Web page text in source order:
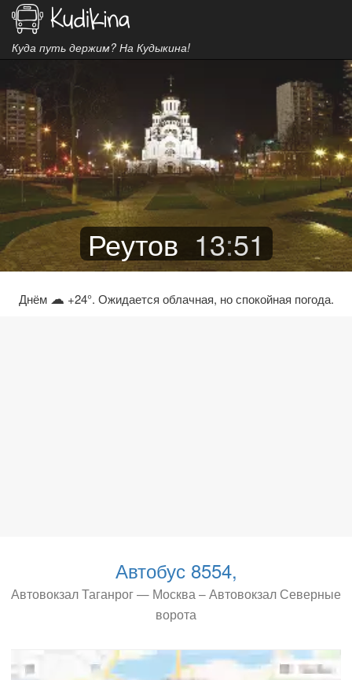
Куда путь держим? На Кудыкина!
Реутов 13:51
Днём ☁ +24°. Ожидается облачная, но спокойная погода.
Автобус 8554,
Автовокзал Таганрог — Москва – Автовокзал Северные
ворота